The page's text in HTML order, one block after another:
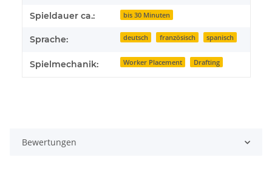
Spieldauer ca.: bis 30 Minuten
Sprache: deutsch französisch spanisch
Spielmechanik: Worker Placement Drafting
Bewertungen